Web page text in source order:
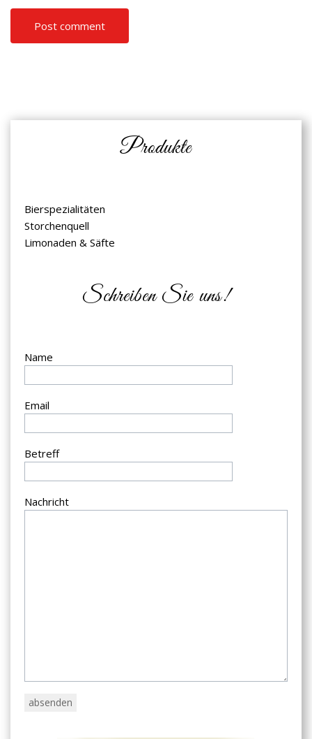
Produkte
Bierspezialitäten
Storchenquell
Limonaden & Säfte
Schreiben Sie uns!
Name
Email
Betreff
Nachricht